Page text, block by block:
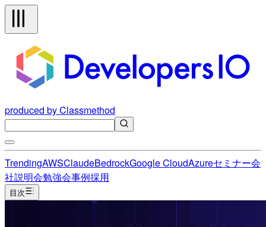
produced by Classmethod
TrendingAWSClaudeBedrockGoogle CloudAzureセミナー会
社説明会勉強会事例採用
目次